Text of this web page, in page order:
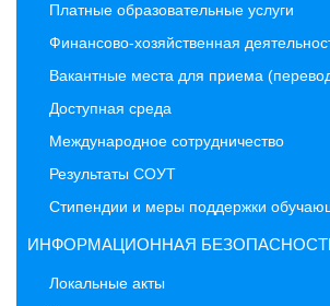
Платные образовательные услуги
Финансово-хозяйственная
Вакантные места для приема
Доступная среда
Международное сотрудничество
Результаты СОУТ
Стипендии и меры поддержки
ИНФОРМАЦИОННАЯ
Локальные акты